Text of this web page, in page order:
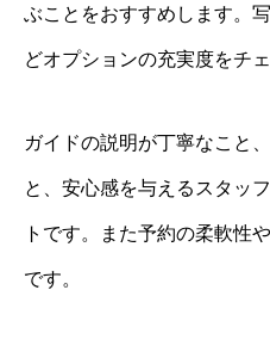
ぶことをおすすめします。
どオプションの充実度をチ
ガイドの説明が丁寧なこと
と、安心感を与えるスタッ
トです。また予約の柔軟性
です。